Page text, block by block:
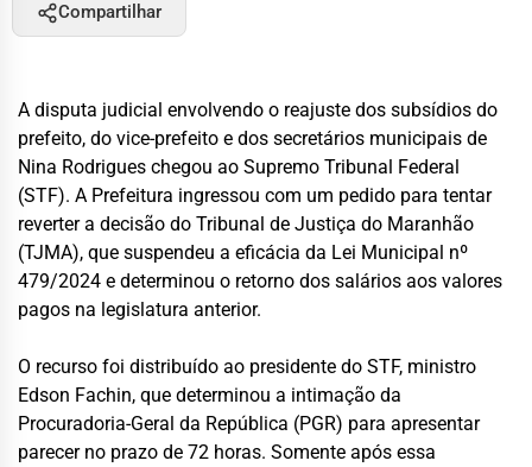
Compartilhar
A disputa judicial envolvendo o reajuste dos subsídios do
prefeito, do vice-prefeito e dos secretários municipais de
Nina Rodrigues chegou ao Supremo Tribunal Federal
(STF). A Prefeitura ingressou com um pedido para tentar
reverter a decisão do Tribunal de Justiça do Maranhão
(TJMA), que suspendeu a eficácia da Lei Municipal nº
479/2024 e determinou o retorno dos salários aos valores
pagos na legislatura anterior.
O recurso foi distribuído ao presidente do STF, ministro
Edson Fachin, que determinou a intimação da
Procuradoria-Geral da República (PGR) para apresentar
parecer no prazo de 72 horas. Somente após essa